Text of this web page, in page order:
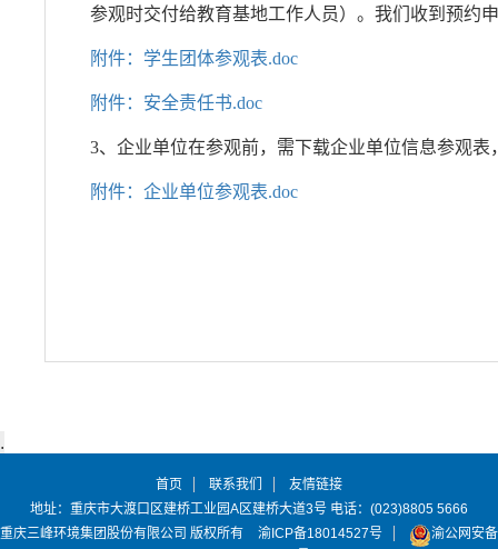
参观时交付给教育基地工作人员）。我们收到预约
附件：学生团体参观表.doc
附件：安全责任书.doc
3、企业单位在参观前，需下载企业单位信息参观
附件：企业单位参观表.doc
首页 联系我们
友情链接
地址：重庆市大渡口区建桥工业园A区建桥大道3号 电话：(023)8805 5666
重庆三峰环境集团股份有限公司 版权所有
渝ICP备18014527号
渝公网安备